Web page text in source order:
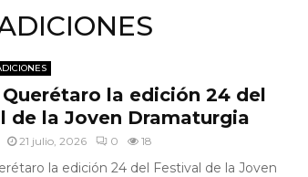
Querétaro la edición 24 del
de la Joven Dramaturgia
21 julio, 2026 0 18
la edición 24 del Festival de la Joven